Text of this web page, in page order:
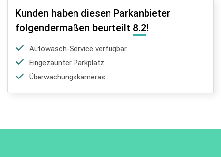
Kunden haben diesen Parkanbieter
folgendermaßen beurteilt 8.2!
Autowasch-Service verfügbar
Eingezäunter Parkplatz
Überwachungskameras